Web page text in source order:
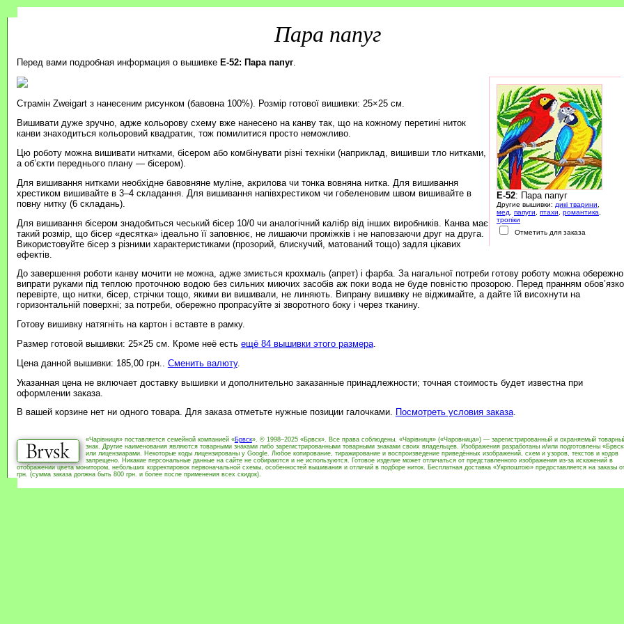
Пара папуг
Перед вами подробная информация о вышивке E-52: Пара папуг.
E-52: Пара папуг
Другие вышивки: дикі тварини
мед
папуги птахи романтика
тропіки
Отметить для заказа
Страмін Zweigart з нанесеним рисунком (бавовна 100%). Розмір готової вишивки: 25×25 см.
Вишивати дуже зручно, адже кольорову схему вже нанесено на канву так, що на кожному перетині ниток
канви знаходиться кольоровий квадратик, тож помилитися просто неможливо.
Цю роботу можна вишивати нитками, бісером або комбінувати різні техніки (наприклад, вишивши тло нитками,
а об’єкти переднього плану — бісером).
Для вишивання нитками необхідне бавовняне муліне, акрилова чи тонка вовняна нитка. Для вишивання
хрестиком вишивайте в 3–4 складання. Для вишивання напівхрестиком чи гобеленовим швом вишивайте в
повну нитку (6 складань).
Для вишивання бісером знадобиться чеський бісер 10/0 чи аналогічний калібр від інших виробників. Канва має
такий розмір, що бісер «десятка» ідеально її заповнює, не лишаючи проміжків і не наповзаючи друг на друга.
Використовуйте бісер з різними характеристиками (прозорий, блискучий, матований тощо) задля цікавих
ефектів.
До завершення роботи канву мочити не можна, адже змиється крохмаль (апрет) і фарба. За нагальної потреби готову роботу можна обережно
випрати руками під теплою проточною водою без сильних миючих засобів аж поки вода не буде повністю прозорою. Перед пранням
перевірте, що нитки, бісер, стрічки тощо, якими ви вишивали, не линяють. Випрану вишивку не віджимайте, а дайте їй висохнути на
горизонтальній поверхні; за потреби, обережно пропрасуйте зі зворотного боку і через тканину.
Готову вишивку натягніть на картон і вставте в рамку.
Размер готовой вышивки: 25×25 см. Кроме неё есть ещё 84 вышивки этого размера.
Цена данной вышивки: 185,00 грн.. Сменить валюту.
Указанная цена не включает доставку вышивки и дополнительно заказанные принадлежности; точная стоимость будет известна при
оформлении заказа.
В вашей корзине нет ни одного товара. Для заказа отметьте нужные позиции галочками. Посмотреть условия заказа.
«Чарівниця» поставляется семейной компанией «Брвск». © 1998–2025 «Брвск». Все права соблюдены. «Чарівниця» («Чаровница») — зарегистрированный и охраняемый
знак. Другие наименования являются товарными знаками либо зарегистрированными товарными знаками своих владельцев. Изображения разработаны и/или подготовлены
или лицензиарами. Некоторые коды лицензированы у Google. Любое копирование, тиражирование и воспроизведение приведённых изображений, схем и узоров, текстов и кодов
запрещено. Никакие персональные данные на сайте не собираются и не используются. Готовое изделие может отличаться от представленного изображения из-за искажений в
отображении цвета монитором, небольших корректировок первоначальной схемы, особенностей вышивания и отличий в подборе ниток. Бесплатная доставка «Укрпоштою» предоставляется на заказы
грн. (сумма заказа должна быть 800 грн. и более после применения всех скидок).